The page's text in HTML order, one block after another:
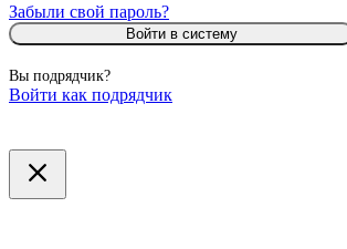
Забыли свой пароль?
Войти в систему
Вы подрядчик?
Войти как подрядчик